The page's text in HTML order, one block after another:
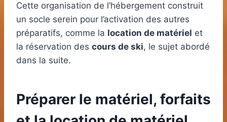
Cette organisation de l’hébergement construit
un socle serein pour l’activation des autres
préparatifs, comme la location de matériel et
la réservation des cours de ski, le sujet abordé
dans la suite.
Préparer le matériel, forfaits